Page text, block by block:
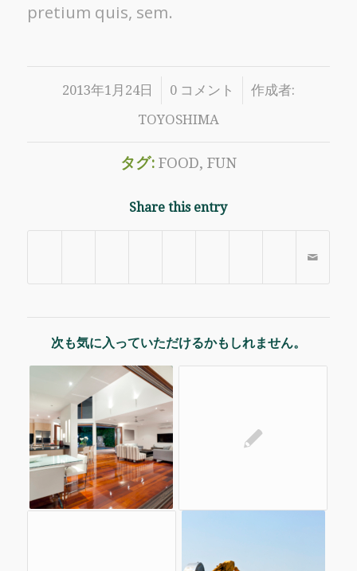
pretium quis, sem.
2013年1月24日
/ 0 コメント
/
作成者:
TOYOSHIMA
タグ: FOOD, FUN
Share this entry
次も気に入っていただけるかもしれません。